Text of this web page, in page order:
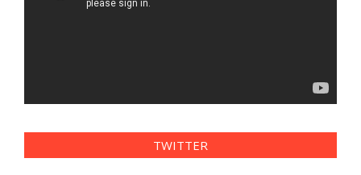
TWITTER